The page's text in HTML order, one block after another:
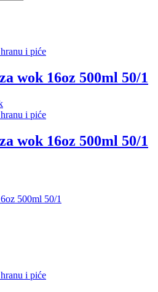
i piće
wok 16oz 500ml 50/1
i piće
wok 16oz 500ml 50/1
500ml 50/1
i piće